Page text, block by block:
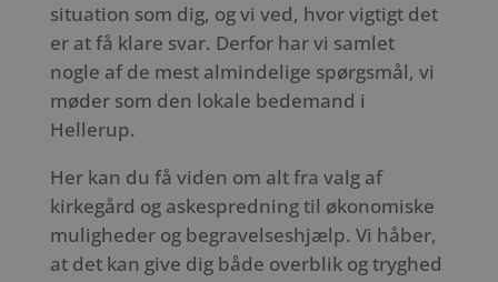
situation som dig, og vi ved, hvor vigtigt det
er at få klare svar. Derfor har vi samlet
nogle af de mest almindelige spørgsmål, vi
møder som den lokale bedemand i
Hellerup.
Her kan du få viden om alt fra valg af
kirkegård og askespredning til økonomiske
muligheder og begravelseshjælp. Vi håber,
at det kan give dig både overblik og tryghed